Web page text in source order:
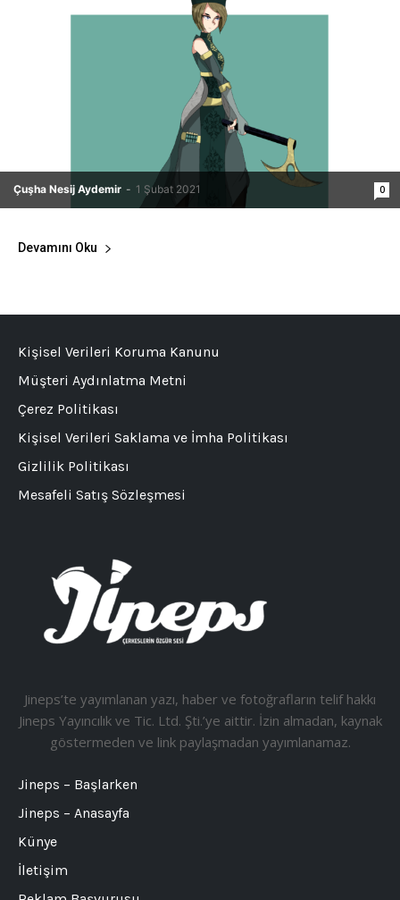
Çuşha Nesij Aydemir - 1 Şubat 2021 0
Devamını Oku
Jineps’te yayımlanan yazı, haber ve fotoğrafların telif hakkı
Jineps Yayıncılık ve Tic. Ltd. Şti.’ye aittir. İzin almadan, kaynak
göstermeden ve link paylaşmadan yayımlanamaz.
Jineps – Başlarken
Jineps – Anasayfa
Künye
İletişim
Kişisel Verileri Koruma Kanunu
Müşteri Aydınlatma Metni
Çerez Politikası
Kişisel Verileri Saklama ve İmha Politikası
Gizlilik Politikası
Mesafeli Satış Sözleşmesi